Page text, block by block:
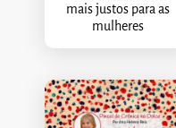
mais justos para as
mulheres